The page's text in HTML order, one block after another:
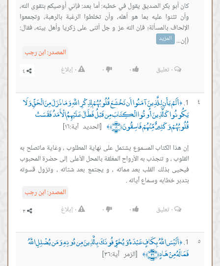
كان أبو بكر الصديق يقول في خطبه: أما بعد: فإني أوصيكم بتقوى الله،
وأن تثنوا عليه بما هو أهله، وأن تخلطوا الرغبة بالرهبة، وتجمعوا
الإلحاف بالمسألة؛ فإن الله عز و جل أثنى على زكريا وأهل بيته، فقال:
(إِن... المزيد
المصدر:ابن رجب
٠تعليق ٠ ٠ ٠ إبلاغ
٤ ﴿أَلَمْ يَأْنِ لِلَّذِينَ آمَنُوا أَن تَخْشَعَ قُلُوبُهُمْ لِذِكْرِ اللَّهِ وَمَا نَزَلَ مِنَ الْحَقِّ وَلَا
يَكُونُوا كَالَّذِينَ أُوتُوا الْكِتَابَ مِن قَبْلُ فَطَالَ عَلَيْهِمُ الْأَمَدُ فَقَسَتْ
قُلُوبُهُمْ وَكَثِيرٌ مِّنْهُمْ فَاسِقُونَ ﴿١٦﴾ ﴾
[الحديد آية:١٦]
إن هذا الكتاب المسموع يشتمل على نهاية المطلوب ، وغاية ماتصلح به
القلوب ، و تنجذب به الأرواح المغلقة بالمحل الأعلى إلى حضرة المحبوب
فيحيى بذلك القلب بعد مماته ، و يجتمع بعد شتاته ، وتزول قسوته
بتدبر خطابه وسماع آياته .
المصدر:ابن رجب
٠تعليق ٠ ٠ ٠ إبلاغ
٥ ﴿أَلَيْسَ اللَّهُ بِكَافٍ عَبْدَهُ وَيُخَوِّفُونَكَ بِالَّذِينَ مِن دُونِهِ وَمَن يُضْلِلِ اللَّهُ
فَمَا لَهُ مِنْ هَادٍ ﴿٣٦﴾ ﴾
[الزمر آية:٣٦]